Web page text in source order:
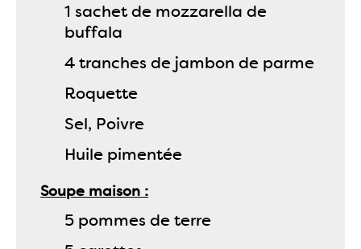
1 sachet de mozzarella de
buffala
4 tranches de jambon de parme
Roquette
Sel, Poivre
Huile pimentée
Soupe maison
5 pommes de terre